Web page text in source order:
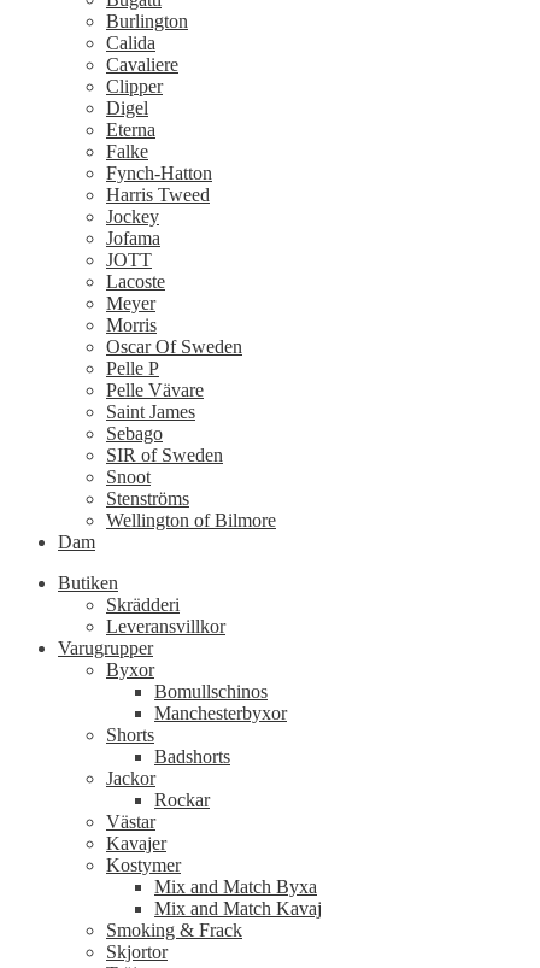
Burlington
Calida
Cavaliere
Clipper
Digel
Eterna
Falke
Fynch-Hatton
Harris Tweed
Jockey
Jofama
JOTT
Lacoste
Meyer
Morris
Oscar Of Sweden
Pelle P
Pelle Vävare
Saint James
Sebago
SIR of Sweden
Snoot
Stenströms
Wellington of Bilmore
Dam
Butiken
Skrädderi
Leveransvillkor
Varugrupper
Byxor
Bomullschinos
Manchesterbyxor
Shorts
Badshorts
Jackor
Rockar
Västar
Kavajer
Kostymer
Mix and Match Byxa
Mix and Match Kavaj
Smoking & Frack
Skjortor